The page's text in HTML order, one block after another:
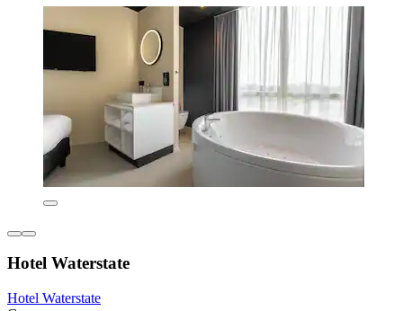
Hotel Waterstate
Hotel Waterstate